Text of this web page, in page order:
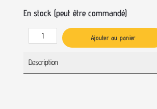
En stock (peut être commandé)
Ajouter au panier
Description